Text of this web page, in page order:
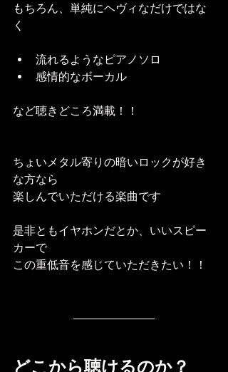
もちろん、単純にヘヴィなだけではな
く
流れるようなピアノソロ
感情的なボーカル
など聴きどころ満載！！
ちょいメタル寄りの暗いロックが好き
な方なら
楽しんでいただける楽曲です
是非ともイヤホンだとか、いいスピー
カーで
この重低音を感じていただきたい！！
どこから聴けるのか？